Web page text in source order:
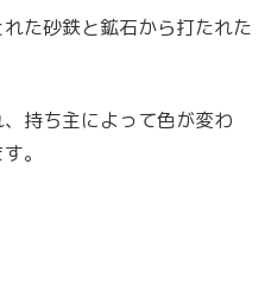
た砂鉄と鉱石から打たれた
持ち主によって色が変わ
。